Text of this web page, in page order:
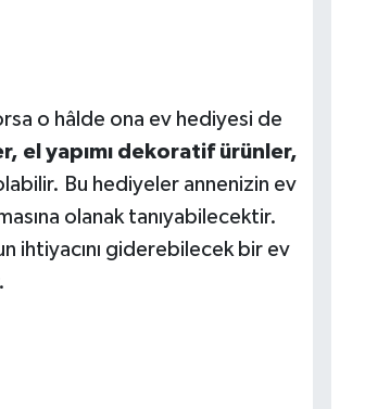
o hâlde ona ev hediyesi de
el yapımı dekoratif ürünler,
Bu hediyeler annenizin ev
olanak tanıyabilecektir.
ihtiyacını giderebilecek bir ev